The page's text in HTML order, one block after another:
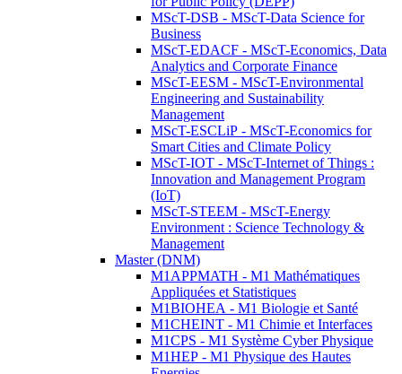
MScT-DSB - MScT-Data Science for
Business
MScT-EDACF - MScT-Economics, Data
Analytics and Corporate Finance
MScT-EESM - MScT-Environmental
Engineering and Sustainability
Management
MScT-ESCLiP - MScT-Economics for
Smart Cities and Climate Policy
MScT-IOT - MScT-Internet of Things :
Innovation and Management Program
(IoT)
MScT-STEEM - MScT-Energy
Environment : Science Technology &
Management
Master (DNM)
M1APPMATH - M1 Mathématiques
Appliquées et Statistiques
M1BIOHEA - M1 Biologie et Santé
M1CHEINT - M1 Chimie et Interfaces
M1CPS - M1 Système Cyber Physique
M1HEP - M1 Physique des Hautes